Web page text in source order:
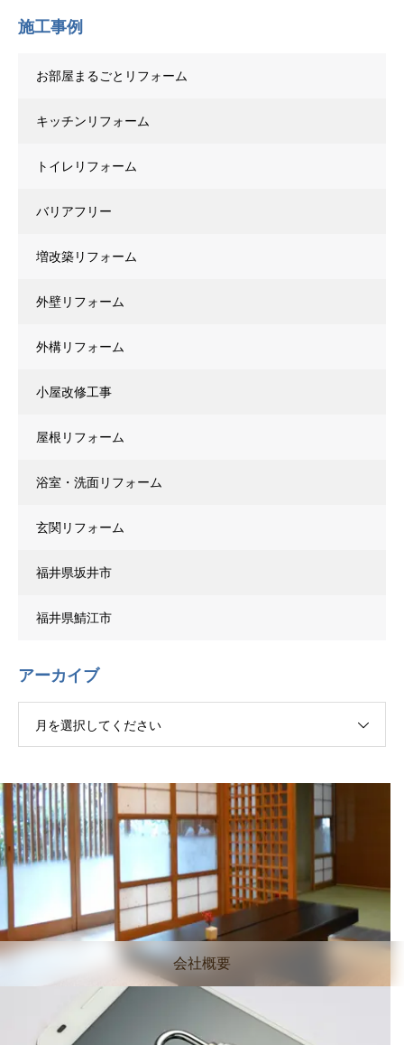
施工事例
お部屋まるごとリフォーム
キッチンリフォーム
トイレリフォーム
バリアフリー
増改築リフォーム
外壁リフォーム
外構リフォーム
小屋改修工事
屋根リフォーム
浴室・洗面リフォーム
玄関リフォーム
福井県坂井市
福井県鯖江市
アーカイブ
月を選択してください
会社概要